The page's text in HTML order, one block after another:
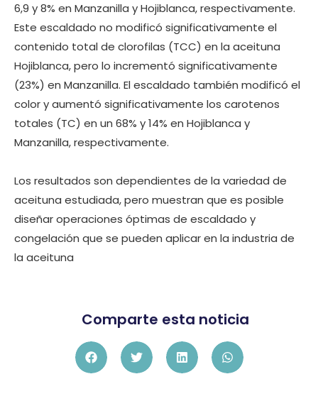
6,9 y 8% en Manzanilla y Hojiblanca, respectivamente.
Este escaldado no modificó significativamente el
contenido total de clorofilas (TCC) en la aceituna
Hojiblanca, pero lo incrementó significativamente
(23%) en Manzanilla. El escaldado también modificó el
color y aumentó significativamente los carotenos
totales (TC) en un 68% y 14% en Hojiblanca y
Manzanilla, respectivamente.
Los resultados son dependientes de la variedad de
aceituna estudiada, pero muestran que es posible
diseñar operaciones óptimas de escaldado y
congelación que se pueden aplicar en la industria de
la aceituna
Comparte esta noticia